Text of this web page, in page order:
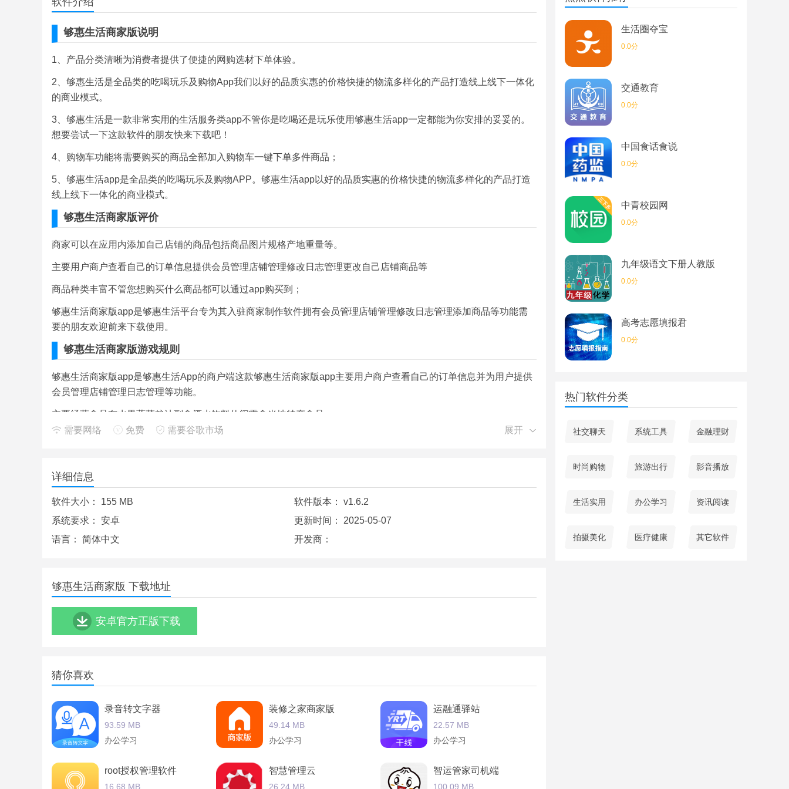
够惠生活商家版说明
1、产品分类清晰为消费者提供了便捷的网购选材下单体验。
2、够惠生活是全品类的吃喝玩乐及购物App我们以好的品质实惠的价格快捷的物流多样化的产品打造线上线下一体化
的商业模式。
3、够惠生活是一款非常实用的生活服务类app不管你是吃喝还是玩乐使用够惠生活app一定都能为你安排的妥妥的。
想要尝试一下这款软件的朋友快来下载吧！
4、购物车功能将需要购买的商品全部加入购物车一键下单多件商品；
5、够惠生活app是全品类的吃喝玩乐及购物APP。够惠生活app以好的品质实惠的价格快捷的物流多样化的产品打造
线上线下一体化的商业模式。
够惠生活商家版评价
商家可以在应用内添加自己店铺的商品包括商品图片规格产地重量等。
主要用户商户查看自己的订单信息提供会员管理店铺管理修改日志管理更改自己店铺商品等
商品种类丰富不管您想购买什么商品都可以通过app购买到；
够惠生活商家版app是够惠生活平台专为其入驻商家制作软件拥有会员管理店铺管理修改日志管理添加商品等功能需
要的朋友欢迎前来下载使用。
够惠生活商家版游戏规则
够惠生活商家版app是够惠生活App的商户端这款够惠生活商家版app主要用户商户查看自己的订单信息并为用户提供
会员管理店铺管理日志管理等功能。
主要经营食品有水果蔬菜粮油副食酒水饮料休闲零食当地特产食品。
关注店铺遇见喜欢的店铺可以一键关注实时查看动态信息；
够惠生活商家版是够惠生活App的商户端
智能记录记录您的搜索信息和查看商品的信息便捷查找商品；
“手机订购线上支付送货到家”的经营模式创建自己物流团队快的时候小时就能将送货到门。
各种各样的商品满足用户的一切生活所需哦！
够惠生活商家版点评
需要网络 免费 需要谷歌市场 展开
详细信息
软件大小： 155 MB 软件版本： v1.6.2
系统要求： 安卓 更新时间： 2025-05-07
语言： 简体中文 开发商：
够惠生活商家版 下载地址
安卓官方正版下载
猜你喜欢
录音转文字器
93.59 MB
办公学习
装修之家商家版
49.14 MB
办公学习
运融通驿站
22.57 MB
办公学习
root授权管理软件
16.68 MB
智慧管理云
26.24 MB
智运管家司机端
100.09 MB
生活圈夺宝
0.0分
交通教育
0.0分
中国食话食说
0.0分
中青校园网
0.0分
九年级语文下册人教版
0.0分
高考志愿填报君
0.0分
热门软件分类
社交聊天 系统工具 金融理财
时尚购物 旅游出行 影音播放
生活实用 办公学习 资讯阅读
拍摄美化 医疗健康 其它软件